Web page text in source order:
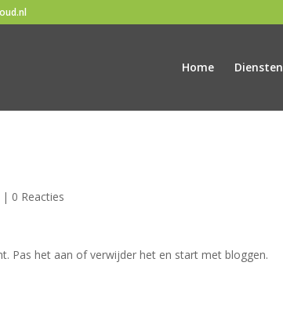
Home Diensten
| 0 Reacties
Pas het aan of verwijder het en start met bloggen.